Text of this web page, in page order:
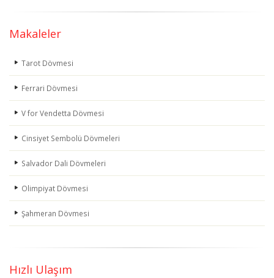
Makaleler
Tarot Dövmesi
Ferrari Dövmesi
V for Vendetta Dövmesi
Cinsiyet Sembolü Dövmeleri
Salvador Dali Dövmeleri
Olimpiyat Dövmesi
Şahmeran Dövmesi
Hızlı Ulaşım